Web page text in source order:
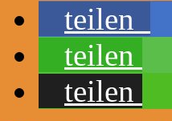
teilen
teilen
teilen